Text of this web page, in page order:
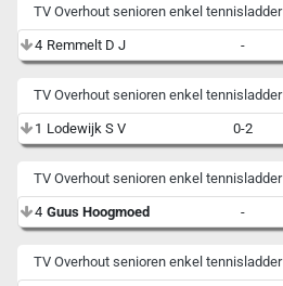
TV Overhout senioren enkel tennisladder
4 Remmelt D J -
TV Overhout senioren enkel tennisladder
1 Lodewijk S V 0-2
TV Overhout senioren enkel tennisladder
4 Guus Hoogmoed -
TV Overhout senioren enkel tennisladder